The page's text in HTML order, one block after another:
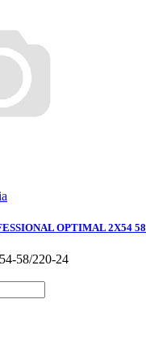
OPTIMAL 2X54 58
58/220-24